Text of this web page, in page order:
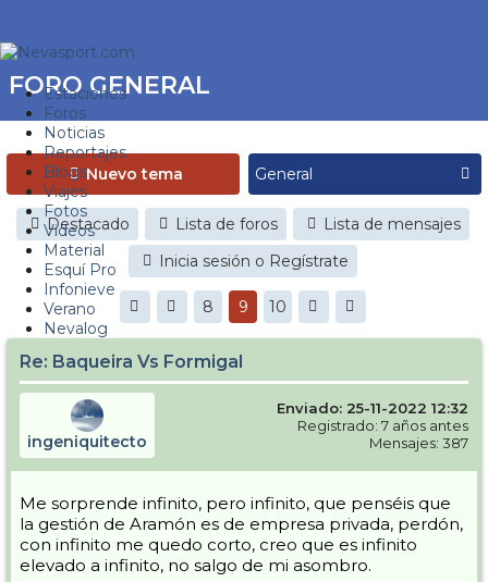
Estaciones
Foros
Noticias
Reportajes
Blogs
Viajes
Fotos
Videos
Material
Esquí Pro
Infonieve
Verano
Nevalog
FORO GENERAL
Nuevo tema
Destacado Lista de foros
Lista de mensajes
Inicia sesión o Regístrate
8 9 10
Re: Baqueira Vs Formigal
ingeniquitecto
Enviado: 25-11-2022 12:32
Registrado: 7 años antes
Mensajes: 387
Me sorprende infinito, pero infinito, que penséis que
la gestión de Aramón es de empresa privada, perdón,
con infinito me quedo corto, creo que es infinito
elevado a infinito, no salgo de mi asombro.